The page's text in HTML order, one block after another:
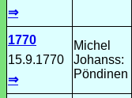
⇒
1770
15.9.1770
⇒
Michel
Johanss:
Pöndinen